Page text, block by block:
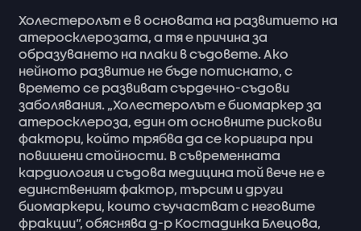
Холестеролъте восновата на развитието на
атеросклерозата, а тяе причина за
образуването на плаки всъдовете.Ако
нейното развитие небъде потиснато, с
времето се развиватсърдечно-съдови
заболявания. „Холестеролътебиомаркерза
атеросклероза, единотосновните рискови
фактори, който трябва да се коригира при
повишенистойности. Всъвременната
кардиология исъдова медицина той вече нее
единствениятфактор, търсим идруги
биомаркери, които съучастватс неговите
фракции“, обяснява д-р Костадинка Блецова,